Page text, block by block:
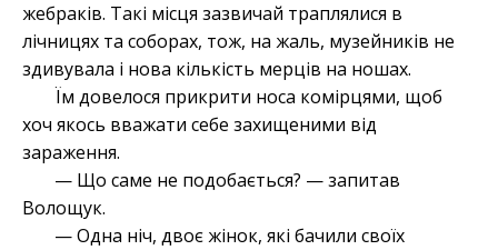
жебраків. Такі місця зазвичай траплялися в
лічницях та соборах, тож, на жаль, музейників не
здивувала і нова кількість мерців на ношах.
Їм довелося прикрити носа комірцями, щоб
хоч якось вважати себе захищеними від
зараження.
— Що саме не подобається? — запитав
Волощук.
— Одна ніч, двоє жінок, які бачили своїх